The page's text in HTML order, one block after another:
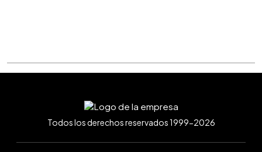
Todos los derechos reservados 1999-2026